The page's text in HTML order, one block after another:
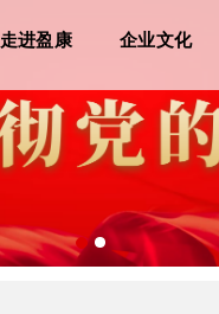
走进盈康 企业文化